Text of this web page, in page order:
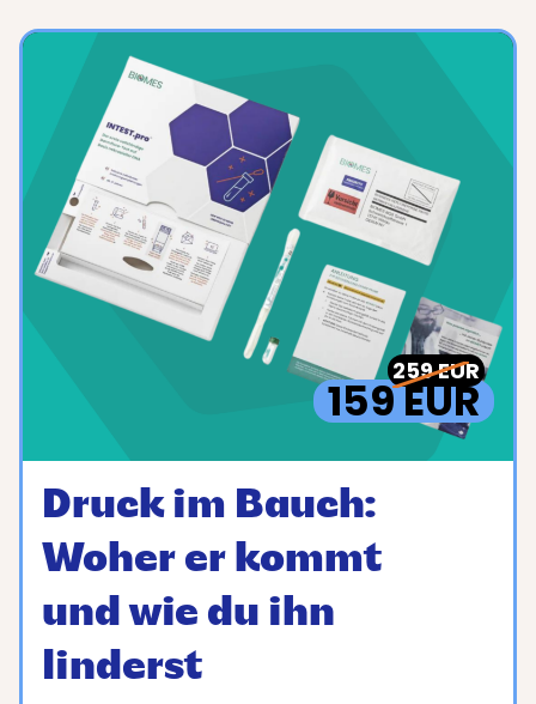
159 EUR
259 EUR
Druck im Bauch:
Woher er kommt
und wie du ihn
linderst